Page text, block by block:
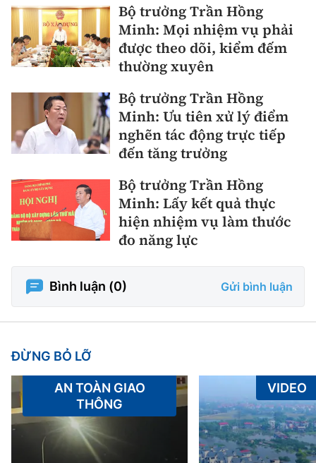
Bộ trưởng Trần Hồng
Minh: Mọi nhiệm vụ phải
được theo dõi, kiểm đếm
thường xuyên
Bộ trưởng Trần Hồng
Minh: Ưu tiên xử lý điểm
nghẽn tác động trực tiếp
đến tăng trưởng
Bộ trưởng Trần Hồng
Minh: Lấy kết quả thực
hiện nhiệm vụ làm thước
đo năng lực
Bình luận (0) Gửi bình luận
ĐỪNG BỎ LỠ
AN TOÀN GIAO
THÔNG
VIDEO